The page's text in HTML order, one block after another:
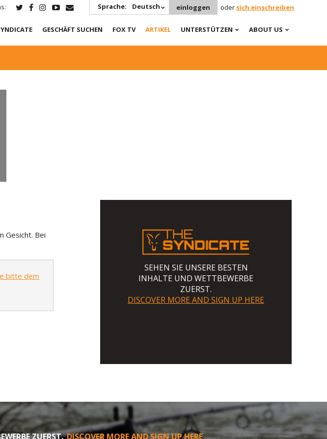
Sprache: Deutsch einloggen oder sich einschreiben
GESCHÄFT SUCHEN FOX TV ARTIKEL UNTERSTÜTZEN ABOUT US
Gesicht. Bei
bitte dem
SEHEN SIE UNSERE BESTEN
INHALTE UND WETTBEWERBE
ZUERST.
DISCOVER MORE AND SIGN UP HERE
ZUERST.DISCOVER MORE AND SIGN UP HERE